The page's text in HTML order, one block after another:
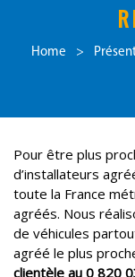
Home >
Pour être plus
d’installateurs
toute la France
agréés. Nous
de véhicules
agréé le plus
clientèle au 0 820